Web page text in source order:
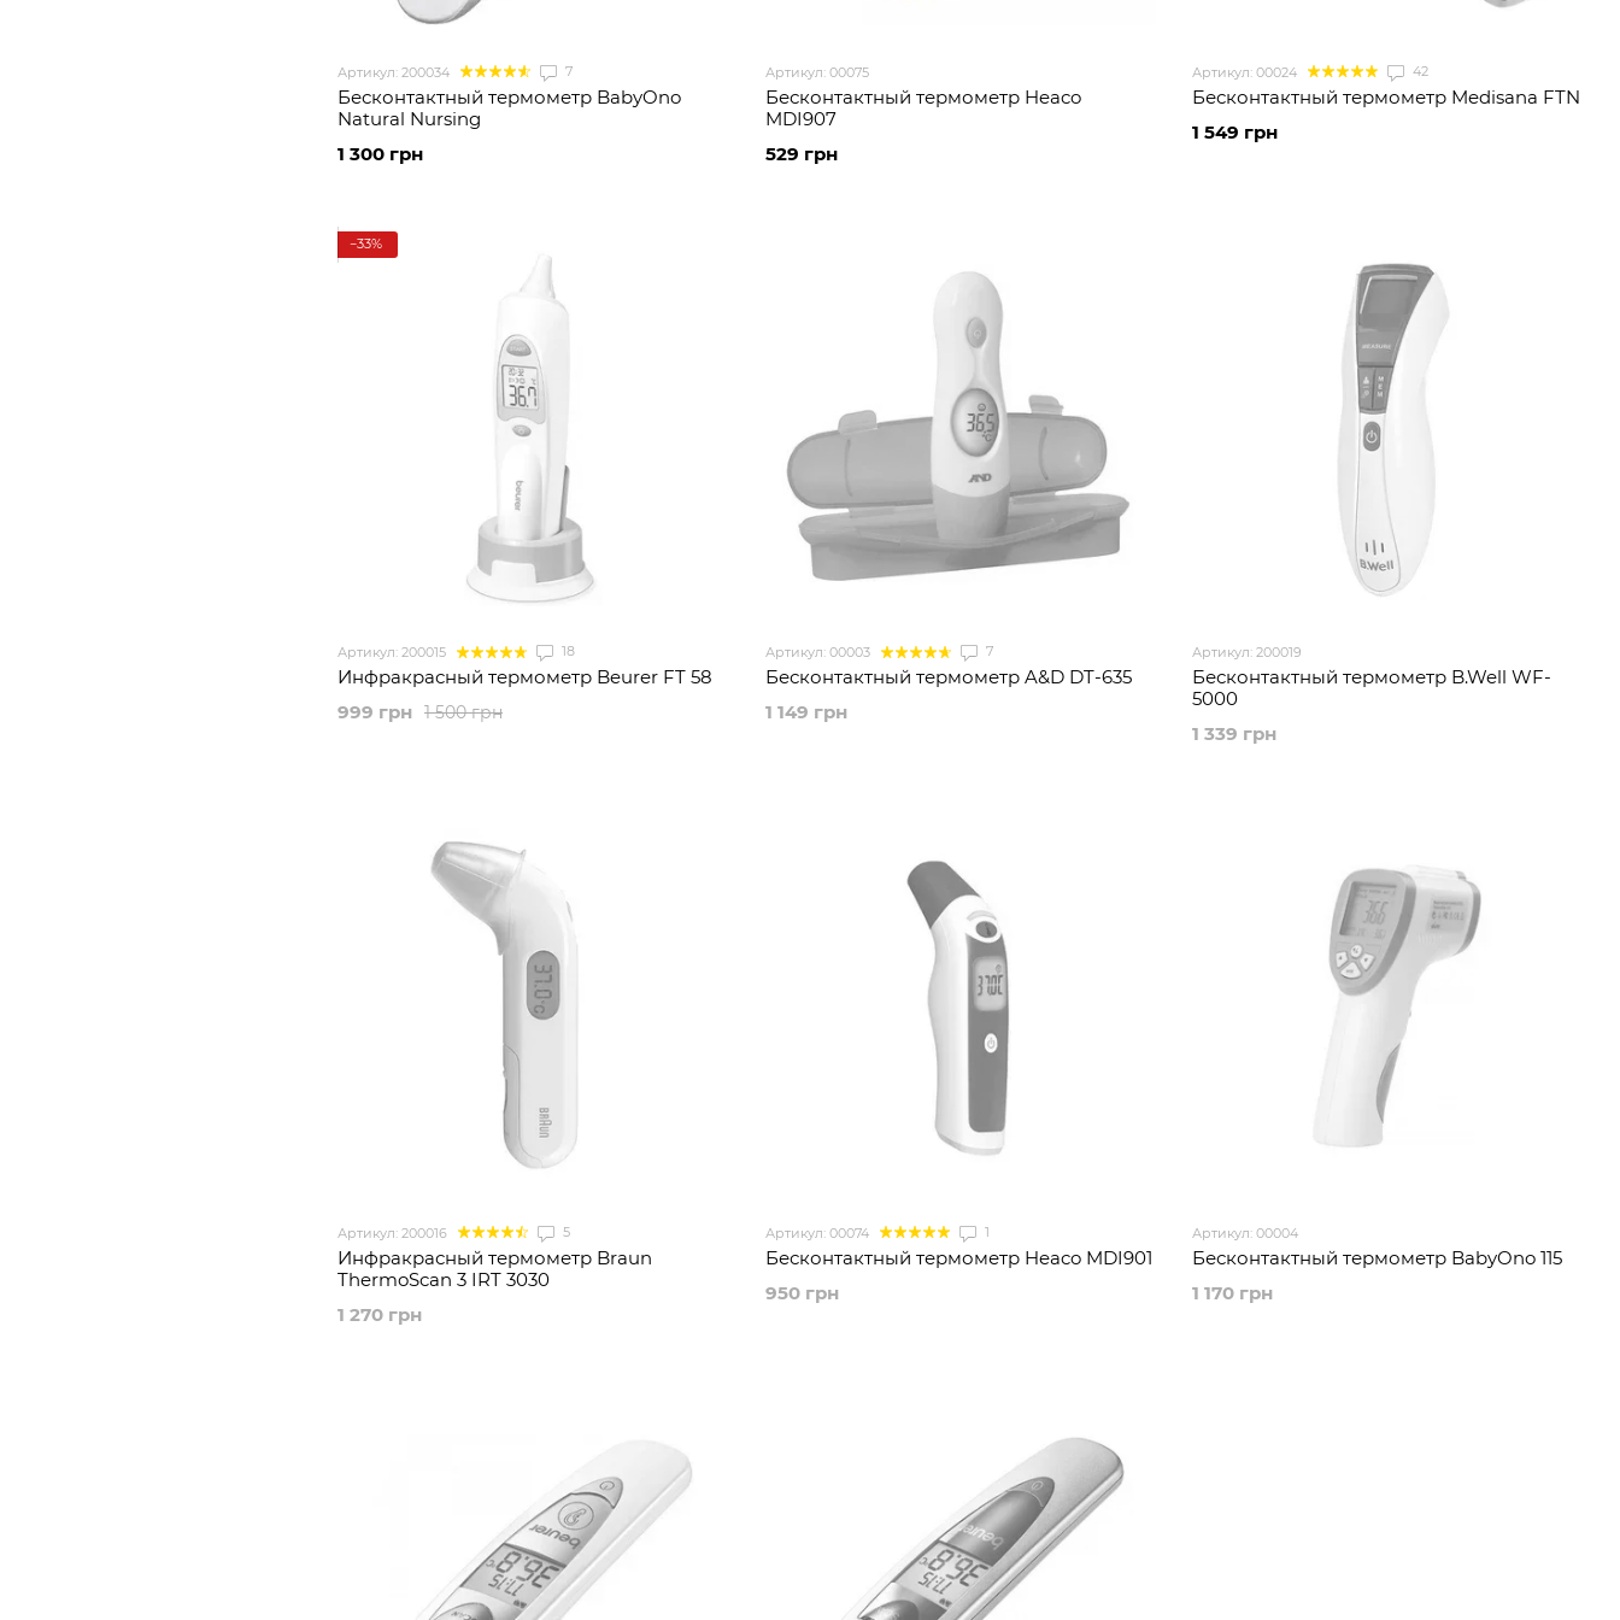
Артикул: 200034 7
Бесконтактный термометр BabyOno
Natural Nursing
1 300 грн
Артикул: 00075
Бесконтактный термометр Heaco
MDI907
529 грн
Артикул: 00024 42
Бесконтактный термометр Medisana FTN
1 549 грн
−33%
Артикул: 200015 18
Инфракрасный термометр Beurer FT 58
1 500 грн
999 грн
Артикул: 00003 7
Бесконтактный термометр A&D DT-635
1 149 грн
Артикул: 200019
Бесконтактный термометр B.Well WF-
5000
1 339 грн
Артикул: 200016 5
Инфракрасный термометр Braun
ThermoScan 3 IRT 3030
1 270 грн
Артикул: 00074 1
Бесконтактный термометр Heaco MDI901
950 грн
Артикул: 00004
Бесконтактный термометр BabyOno 115
1 170 грн